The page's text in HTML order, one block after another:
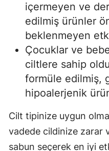
içermeyen ve
edilmiş ürünler
beklenmeyen
Çocuklar ve
ciltlere sahip
formüle edilmiş,
hipoalerjenik
Cilt tipinize uygun
vadede cildinize zarar
sabun seçerek en iyi